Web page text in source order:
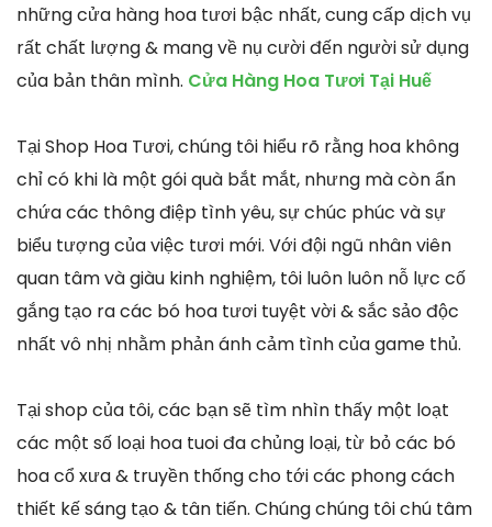
những cửa hàng hoa tươi bậc nhất, cung cấp dịch vụ
rất chất lượng & mang về nụ cười đến người sử dụng
của bản thân mình. Cửa Hàng Hoa Tươi Tại Huế
Tại Shop Hoa Tươi, chúng tôi hiểu rõ rằng hoa không
chỉ có khi là một gói quà bắt mắt, nhưng mà còn ẩn
chứa các thông điệp tình yêu, sự chúc phúc và sự
biểu tượng của việc tươi mới. Với đội ngũ nhân viên
quan tâm và giàu kinh nghiệm, tôi luôn luôn nỗ lực cố
gắng tạo ra các bó hoa tươi tuyệt vời & sắc sảo độc
nhất vô nhị nhằm phản ánh cảm tình của game thủ.
Tại shop của tôi, các bạn sẽ tìm nhìn thấy một loạt
các một số loại hoa tuoi đa chủng loại, từ bỏ các bó
hoa cổ xưa & truyền thống cho tới các phong cách
thiết kế sáng tạo & tân tiến. Chúng chúng tôi chú tâm